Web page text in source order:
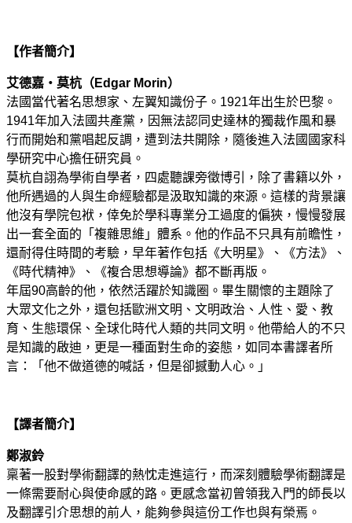
【作者簡介】
艾德嘉‧莫杭（Edgar Morin）
法國當代著名思想家、左翼知識份子。1921年出生於巴黎。
1941年加入法國共產黨，因無法認同史達林的獨裁作風和暴
行而開始和黨唱起反調，遭到法共開除，隨後進入法國國家科
學研究中心擔任研究員。
莫杭自詡為學術自學者，四處聽課旁徵博引，除了書籍以外，
他所遇過的人與生命經驗都是汲取知識的來源。這樣的背景讓
他沒有學院包袱，倖免於學科專業分工過度的偏狹，慢慢發展
出一套全面的「複雜思維」體系。他的作品不只具有前瞻性，
還耐得住時間的考驗，早年著作包括《大明星》、《方法》、
《時代精神》、《複合思想導論》都不斷再版。
年屆90高齡的他，依然活躍於知識圈。畢生關懷的主題除了
大眾文化之外，還包括歐洲文明、文明政治、人性、愛、教
育、生態環保、全球化時代人類的共同文明。他帶給人的不只
是知識的啟迪，更是一種面對生命的姿態，如同本書譯者所
言：「他不做道德的喊話，但是卻撼動人心。」
【譯者簡介】
鄭淑鈴
稟著一股對學術翻譯的熱忱走進這行，而深刻體驗學術翻譯是
一條需要耐心與使命感的路。更感念當初曾領我入門的師長以
及翻譯引介思想的前人，能夠參與這份工作也與有榮焉。